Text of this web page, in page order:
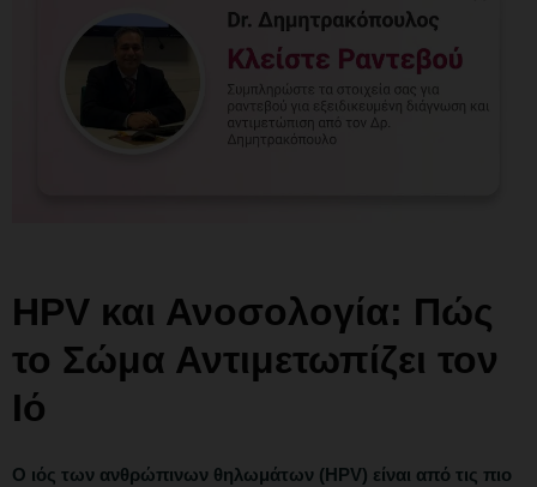
HPV και Ανοσολογία: Πώς
το Σώμα Αντιμετωπίζει τον
Ιό
Ο ιός των ανθρώπινων θηλωμάτων (HPV) είναι από τις πιο